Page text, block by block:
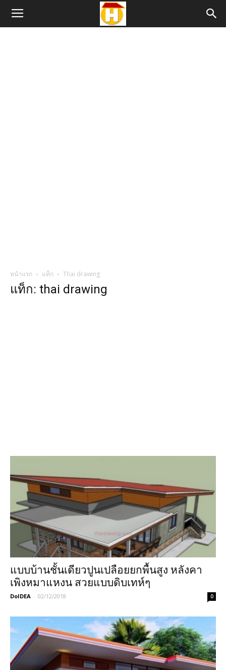
หน้าแรก แท็ก Thai drawing
แท็ก: thai drawing
แบบบ้านชั้นเดียวปูนเปลือยยกพื้นสูง หลังคา
เพิงหมาแหงน สวยแบบดิบเทห์ๆ
DoIDEA - 02/12/2018 0